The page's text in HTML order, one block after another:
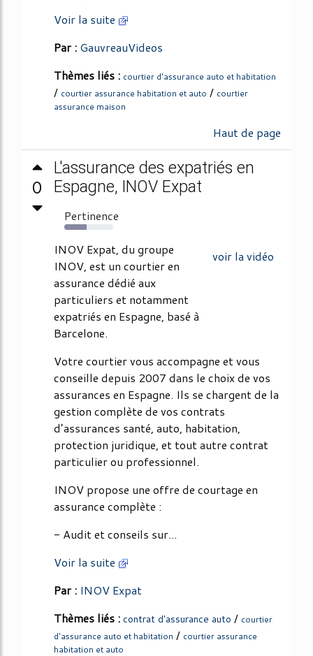
Voir la suite
Par : GauvreauVideos
Thèmes liés : courtier d'assurance auto et habitation
/ courtier assurance habitation et auto / courtier
assurance maison
Haut de page
0
L'assurance des expatriés en
Espagne, INOV Expat
Pertinence
45%
voir la vidéo
INOV Expat, du groupe
INOV, est un courtier en
assurance dédié aux
particuliers et notamment
expatriés en Espagne, basé à
Barcelone.
Votre courtier vous accompagne et vous
conseille depuis 2007 dans le choix de vos
assurances en Espagne. Ils se chargent de la
gestion complète de vos contrats
d’assurances santé, auto, habitation,
protection juridique, et tout autre contrat
particulier ou professionnel.
INOV propose une offre de courtage en
assurance complète :
- Audit et conseils sur...
Voir la suite
Par : INOV Expat
Thèmes liés : contrat d'assurance auto / courtier
d'assurance auto et habitation / courtier assurance
habitation et auto